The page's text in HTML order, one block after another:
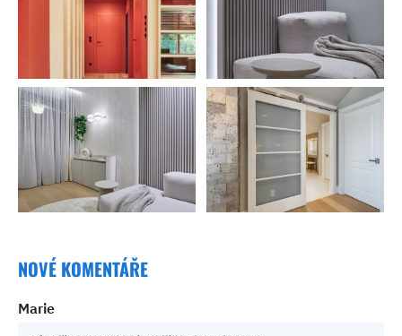
NOVÉ KOMENTÁŘE
Marie